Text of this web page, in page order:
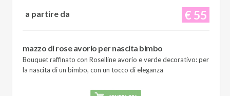
€ 55
a partire da
mazzo di rose avorio per nascita bimbo
Bouquet raffinato con Roselline avorio e verde decorativo: per
la nascita di un bimbo, con un tocco di eleganza